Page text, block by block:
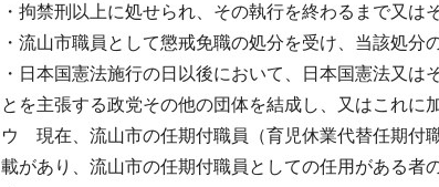
・拘禁刑以上に処せられ、その執行を終わるまで又
・流山市職員として懲戒免職の処分を受け、当該処分
・日本国憲法施行の日以後において、日本国憲法又は
とを主張する政党その他の団体を結成し、又はこれに
ウ 現在、流山市の任期付職員（育児休業代替任期付
載があり、流山市の任期付職員としての任用がある者